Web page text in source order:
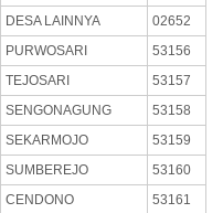
DESA LAINNYA
02652
PURWOSARI
53156
TEJOSARI
53157
SENGONAGUNG
53158
SEKARMOJO
53159
SUMBEREJO
53160
CENDONO
53161